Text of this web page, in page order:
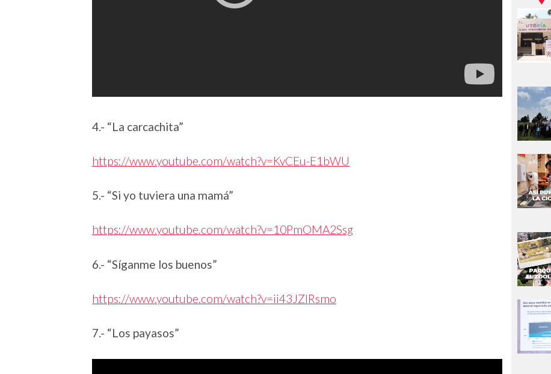
4.- “La carcachita”
https://www.youtube.com/watch?v=KvCEu-E1bWU
5.- “Si yo tuviera una mamá”
https://www.youtube.com/watch?v=10PmOMA2Ssg
6.- “Síganme los buenos”
https://www.youtube.com/watch?v=ii43JZlRsmo
7.- “Los payasos”